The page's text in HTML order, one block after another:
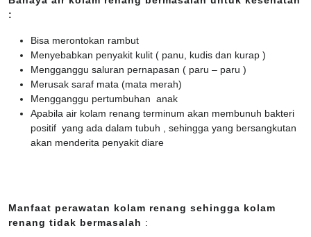
:
Bisa merontokan rambut
Menyebabkan penyakit kulit ( panu, kudis dan kurap )
Mengganggu saluran pernapasan ( paru – paru )
Merusak saraf mata (mata merah)
Mengganggu pertumbuhan anak
Apabila air kolam renang terminum akan membunuh bakteri
positif yang ada dalam tubuh , sehingga yang bersangkutan
akan menderita penyakit diare
Manfaat perawatan kolam renang sehingga kolam
renang tidak bermasalah :